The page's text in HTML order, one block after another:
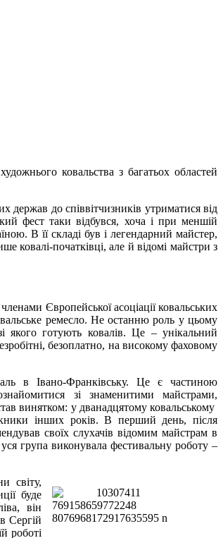
ковальства з багатьох областей
держав до співвітчизників утриматися від
фест таки відбувся, хоча і при меншій
В її складі був і легендарний майстер,
початківці, але й відомі майстри з
Європейської асоціації ковальських
ремесло. Не останню роль у цьому
якого готують ковалів. Це – унікальний
безоплатно, на високому фаховому
в Івано-Франківську. Це є частиною
зі знаменитими майстрами,
винятком: у дванадцятому ковальському
інших років. В перший день, після
своїх слухачів відомим майстрам в
група виконувала фестивальну роботу –
світу,
буде
він
Сергій
роботі